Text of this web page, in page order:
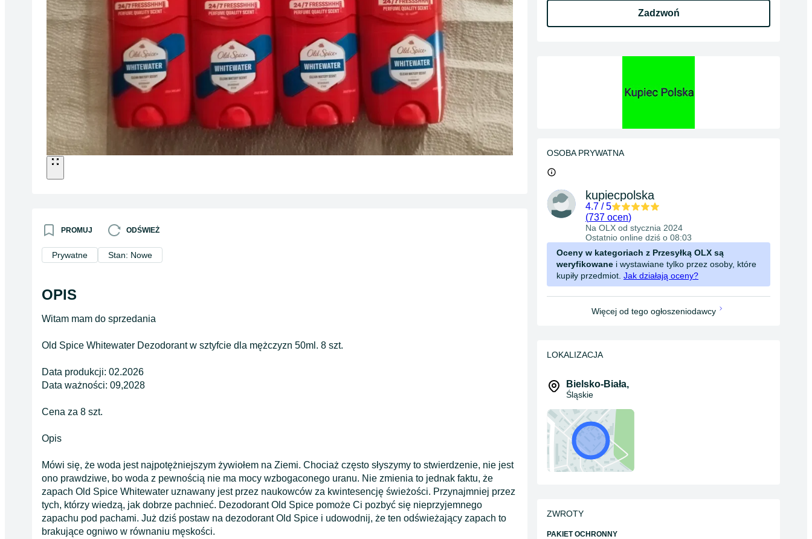
PROMUJ ODŚWIEŻ
Prywatne Stan: Nowe
OPIS
Witam mam do sprzedania
Old Spice Whitewater Dezodorant w sztyfcie dla mężczyzn 50ml. 8 szt.
Data produkcji: 02.2026
Data ważności: 09,2028
Cena za 8 szt.
Opis
Mówi się, że woda jest najpotężniejszym żywiołem na Ziemi. Chociaż często słyszymy to stwierdzenie, nie jest
ono prawdziwe, bo woda z pewnością nie ma mocy wzbogaconego uranu. Nie zmienia to jednak faktu, że
zapach Old Spice Whitewater uznawany jest przez naukowców za kwintesencję świeżości. Przynajmniej przez
tych, którzy wiedzą, jak dobrze pachnieć. Dezodorant Old Spice pomoże Ci pozbyć się nieprzyjemnego
zapachu pod pachami. Już dziś postaw na dezodorant Old Spice i udowodnij, że ten odświeżający zapach to
brakujące ogniwo w równaniu męskości.
Zadzwoń
OSOBA PRYWATNA
kupiecpolska
4.7 /5
(737 ocen)
Na OLX od stycznia 2024
Ostatnio online dziś o 08:03
Oceny w kategoriach z Przesyłką OLX są
weryfikowane i wystawiane tylko przez osoby, które
kupiły przedmiot. Jak działają oceny?
Więcej od tego ogłoszeniodawcy
LOKALIZACJA
Bielsko-Biała,
Śląskie
ZWROTY
PAKIET OCHRONNY